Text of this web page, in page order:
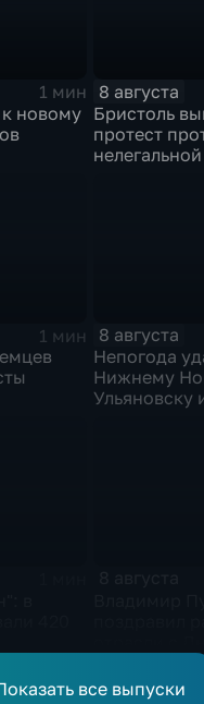
1 мин
к новому
8 августа
Бристоль
протест
1 мин
8 августа
Непогода
Нижнему
Ульяновску
все выпуски